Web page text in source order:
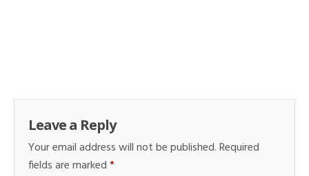
Leave a Reply
Your email address will not be published.Required
fields are marked*